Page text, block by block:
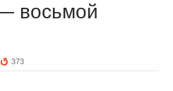
восьмой
373